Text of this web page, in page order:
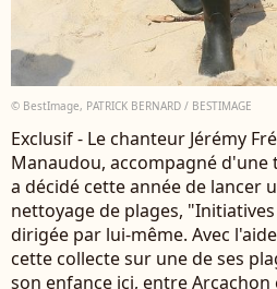
© BestImage, PATRICK BERNARD / BESTIMAGE
Exclusif - Le chanteur Jérémy
Manaudou, accompagné d'une
a décidé cette année de lancer
nettoyage de plages,
dirigée par lui-même. Avec
cette collecte sur une de ses
son enfance ici, entre Arcachon